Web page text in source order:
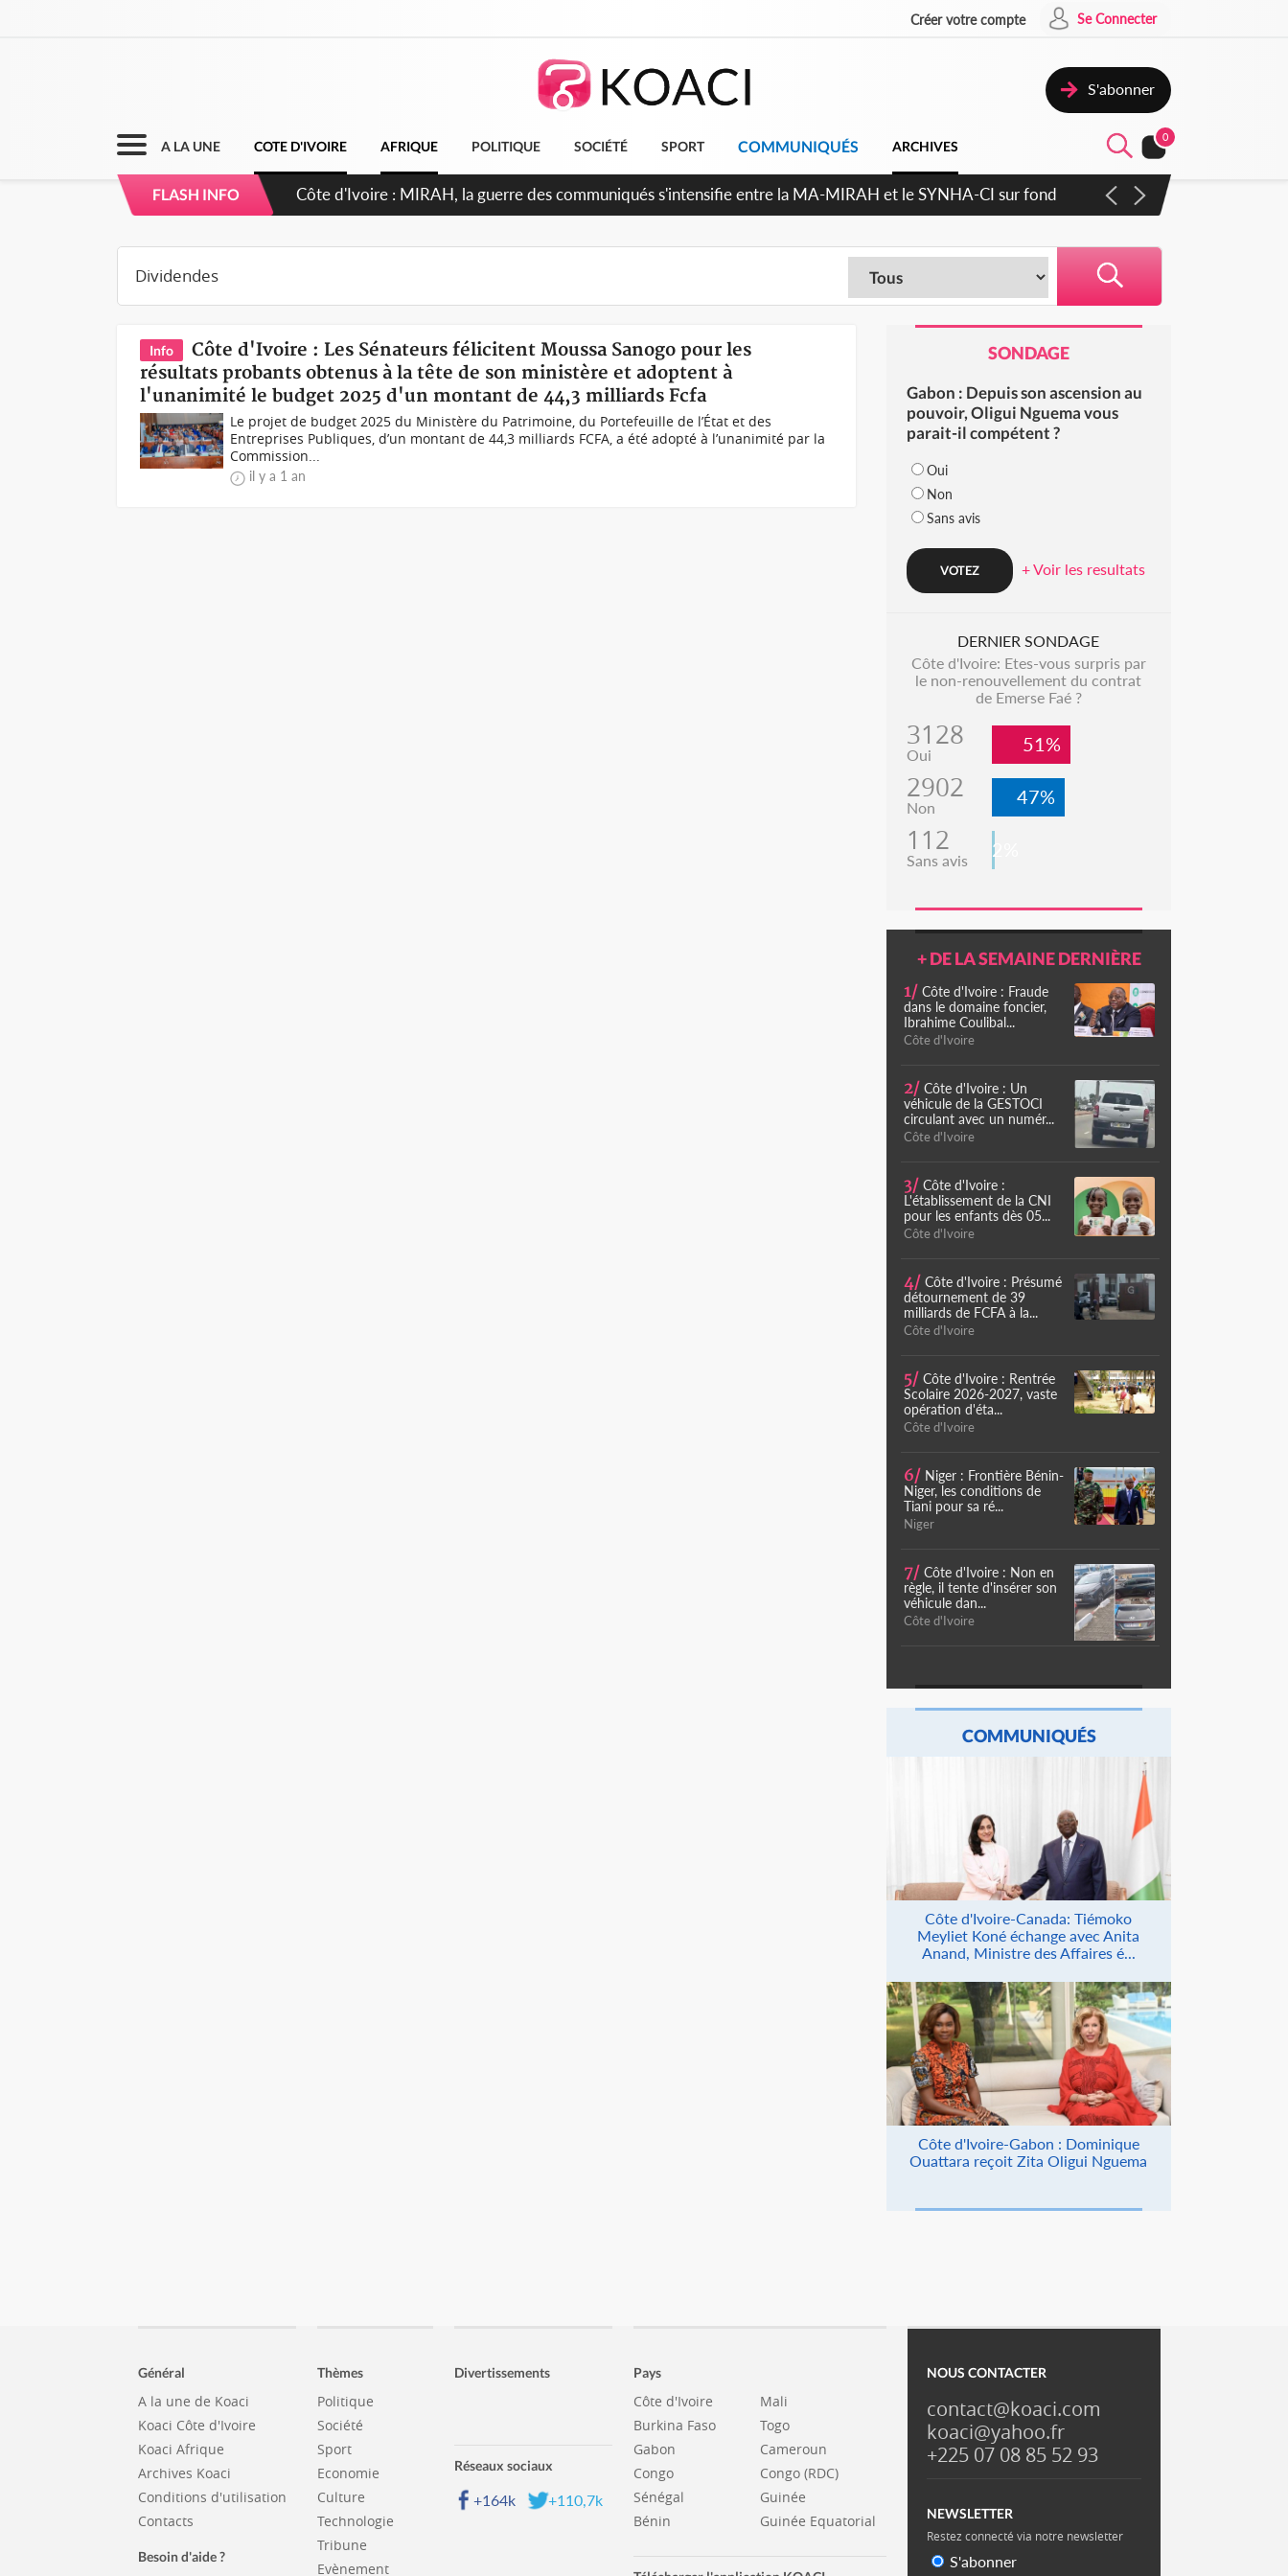
Créer votre compte Se Connecter
S'abonner
A LA UNE COTE D'IVOIRE AFRIQUE POLITIQUE SOCIÉTÉ SPORT COMMUNIQUÉS ARCHIVES
0
FLASH INFO
Côte d'Ivoire : MIRAH, la guerre des communiqués s'intensifie entre la MA-MIRAH et le SYNHA-CI sur fond
Info
Côte d'Ivoire : Les Sénateurs félicitent Moussa Sanogo pour les
résultats probants obtenus à la tête de son ministère et adoptent à
l'unanimité le budget 2025 d'un montant de 44,3 milliards Fcfa
Le projet de budget 2025 du Ministère du Patrimoine, du Portefeuille de l’État et des
Entreprises Publiques, d’un montant de 44,3 milliards FCFA, a été adopté à l’unanimité par la
Commission...
il y a 1 an
SONDAGE
Gabon : Depuis son ascension au
pouvoir, Oligui Nguema vous
parait-il compétent ?
Oui
Non
Sans avis
+ Voir les resultats
DERNIER SONDAGE
Côte d'Ivoire: Etes-vous surpris par
le non-renouvellement du contrat
de Emerse Faé ?
3128
Oui 51%
2902
Non 47%
112
Sans avis 2%
+ DE LA SEMAINE DERNIÈRE
1/ Côte d'Ivoire : Fraude
dans le domaine foncier,
Ibrahime Coulibal...
Côte d'Ivoire
2/ Côte d'Ivoire : Un
véhicule de la GESTOCI
circulant avec un numér...
Côte d'Ivoire
3/ Côte d'Ivoire :
L'établissement de la CNI
pour les enfants dès 05...
Côte d'Ivoire
4/ Côte d'Ivoire : Présumé
détournement de 39
milliards de FCFA à la...
Côte d'Ivoire
5/ Côte d'Ivoire : Rentrée
Scolaire 2026-2027, vaste
opération d'éta...
Côte d'Ivoire
6/ Niger : Frontière Bénin-
Niger, les conditions de
Tiani pour sa ré...
Niger
7/ Côte d'Ivoire : Non en
règle, il tente d'insérer son
véhicule dan...
Côte d'Ivoire
COMMUNIQUÉS
Côte d'Ivoire-Canada: Tiémoko
Meyliet Koné échange avec Anita
Anand, Ministre des Affaires é...
Côte d'Ivoire-Gabon : Dominique
Ouattara reçoit Zita Oligui Nguema
Général
A la une de Koaci
Koaci Côte d'Ivoire
Koaci Afrique
Archives Koaci
Conditions d'utilisation
Contacts
Besoin d'aide ?
Thèmes
Politique
Société
Sport
Economie
Culture
Technologie
Tribune
Evènement
Divertissements
Réseaux sociaux
+164k +110,7k
Pays
Côte d'Ivoire
Burkina Faso
Gabon
Congo
Sénégal
Bénin
Mali
Togo
Cameroun
Congo (RDC)
Guinée
Guinée Equatorial
NOUS CONTACTER
contact@koaci.com
koaci@yahoo.fr
+225 07 08 85 52 93
NEWSLETTER
Restez connecté via notre newsletter
S'abonner